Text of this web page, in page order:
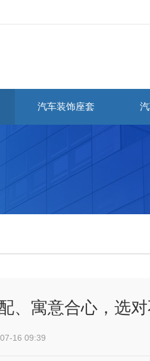
汽车装饰座套
、寓意合心，选
16 09:39